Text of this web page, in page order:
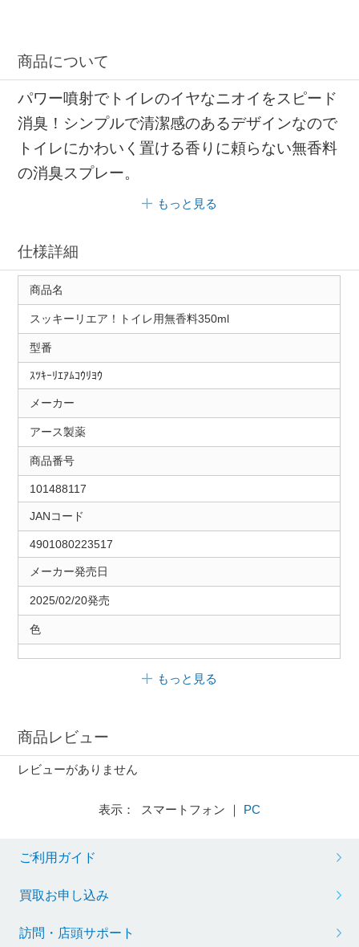
商品について
パワー噴射でトイレのイヤなニオイをスピード
消臭！シンプルで清潔感のあるデザインなので
トイレにかわいく置ける香りに頼らない無香料
の消臭スプレー。
もっと見る
仕様詳細
商品名
スッキーリエア！トイレ用無香料350ml
型番
ｽﾂｷｰﾘｴｱﾑｺｳﾘﾖｳ
メーカー
アース製薬
商品番号
101488117
JANコード
4901080223517
メーカー発売日
2025/02/20発売
色
もっと見る
商品レビュー
レビューがありません
表示： スマートフォン ｜ PC
ご利用ガイド
買取お申し込み
訪問・店頭サポート